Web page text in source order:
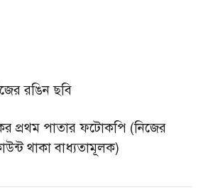
রঙিন ছবি
প্রথম পাতার ফটোকপি (নিজের
থাকা বাধ্যতামূলক)